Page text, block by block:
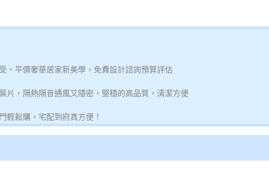
，平價奢華居家新美學，免費設計諮詢預算評估
片，隔熱隔音通風又隱密，堅穩的高品質，清潔方便
輕鬆購，宅配到府真方便！